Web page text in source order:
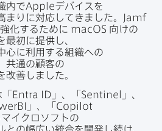
内でAppleデバイスを​
まりに​対応してきました。
Jamf
化する​ために macOS 向けの​
最初に​提供し、​
心に​利用する​組織への​
共通の​顧客の​
改善しました。
Entra ID 」、「 Sentinel
」、
」、「 Copilot
マイクロソフトの​
との​幅​広い​統合を​開発し続け、​